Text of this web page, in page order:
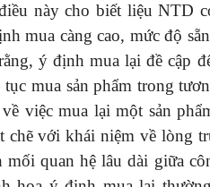
này cho biết liệu NTD
mua càng cao, mức độ
ý định mua lại đề cập
mua sản phẩm trong
việc mua lại một sản
chẽ với khái niệm về lòng
mối quan hệ lâu dài giữa